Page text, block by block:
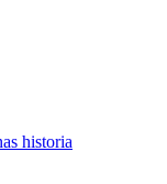
historia